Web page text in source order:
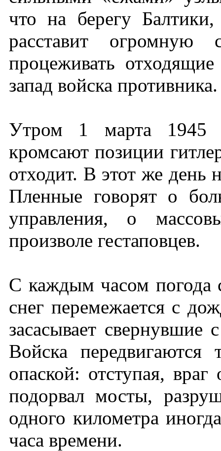
что на берегу
расставит огромную
процеживать
запад войска противника.
Утром 1 марта 1945
кромсают позиции
отходит. В этот же день
Пленные говорят о
управления, о
произволе гестаповцев.
С каждым часом погода
снег перемежается с
засасывает
Войска
опаской: отступая,
подорвал мосты,
одного километра
часа времени.